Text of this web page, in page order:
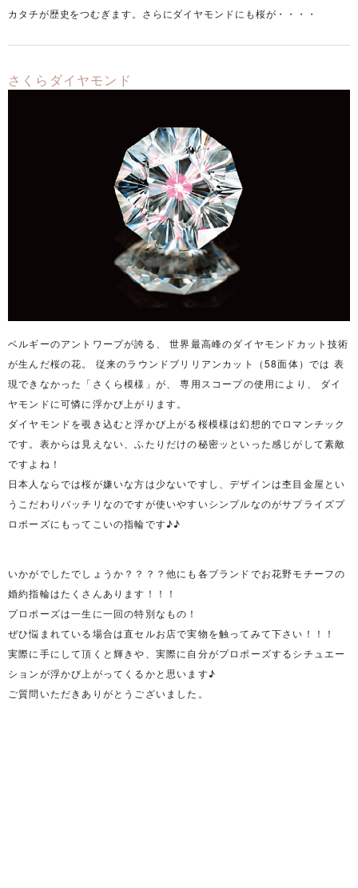
カタチが歴史をつむぎます。 さらにダイヤモンドにも桜が・・・・
さくらダイヤモンド
ベルギーのアントワープが誇る、 世界最高峰のダイヤモンドカット技術
が生んだ桜の花。 従来のラウンドブリリアンカット（58面体）では 表
現できなかった「さくら模様」が、 専用スコープの使用により、 ダイ
ヤモンドに可憐に浮かび上がります。
ダイヤモンドを覗き込むと浮かび上がる桜模様は幻想的でロマンチック
です。表からは見えない、ふたりだけの秘密ッといった感じがして素敵
ですよね！
日本人ならでは桜が嫌いな方は少ないですし、デザインは杢目金屋とい
うこだわりバッチリなのですが使いやすいシンプルなのがサプライズプ
ロポーズにもってこいの指輪です♪♪
いかがでしたでしょうか？？？？他にも各ブランドでお花野モチーフの
婚約指輪はたくさんあります！！！
プロポーズは一生に一回の特別なもの！
ぜひ悩まれている場合は直セルお店で実物を触ってみて下さい！！！
実際に手にして頂くと輝きや、実際に自分がプロポーズするシチュエー
ションが浮かび上がってくるかと思います♪
ご質問いただきありがとうございました。